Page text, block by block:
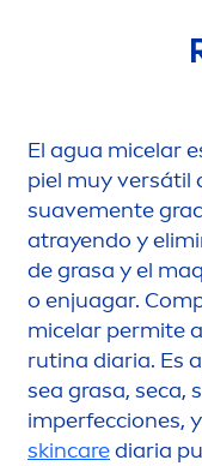
El agua micelar
piel muy versátil
suavemente
atrayendo y
de grasa y el
o enjuagar.
micelar permite
rutina diaria. Es
sea grasa, seca,
imperfecciones,
skincarediaria